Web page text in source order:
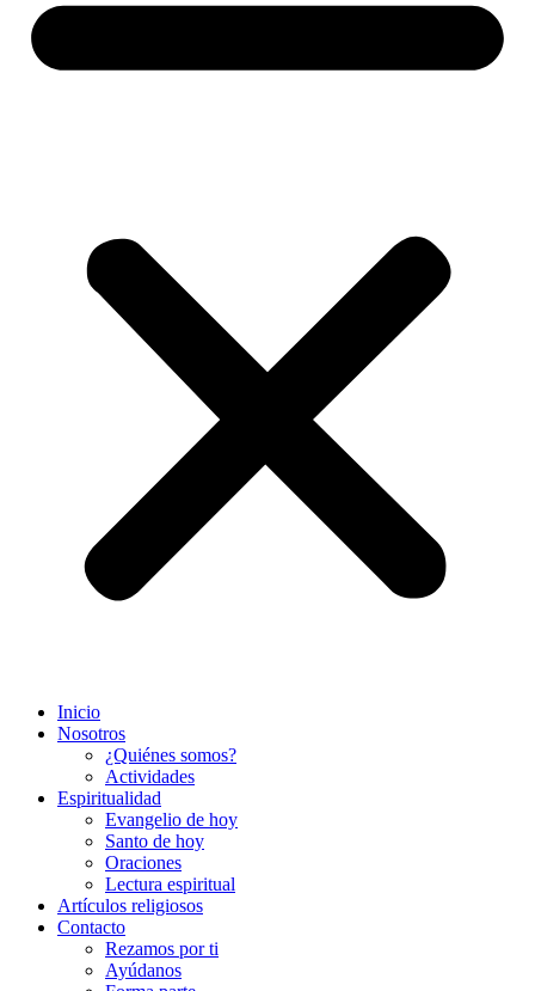
Inicio
Nosotros
¿Quiénes somos?
Actividades
Espiritualidad
Evangelio de hoy
Santo de hoy
Oraciones
Lectura espiritual
Artículos religiosos
Contacto
Rezamos por ti
Ayúdanos